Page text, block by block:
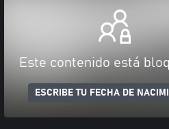
Este contenido está
ESCRIBE TU FECHA DE